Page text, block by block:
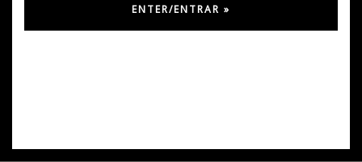
Tenemos el orgullo de contarles que recientemente,